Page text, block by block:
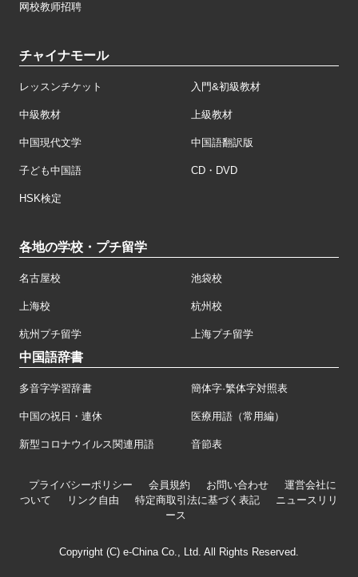
网校教师招聘
チャイナモール
レッスンチケット 入門&初級教材
中級教材 上級教材
中国現代文学 中国語翻訳版
子ども中国語 CD・DVD
HSK検定
各地の学校・プチ留学
名古屋校 池袋校
上海校 杭州校
杭州プチ留学 上海プチ留学
中国語辞書
多音字学習辞書 簡体字·繁体字対照表
中国の祝日・連休 医療用語（常用編）
新型コロナウイルス関連用語 音節表
プライバシーポリシー 会員規約 お問い合わせ
運営会社に
ついて
リンク自由 特定商取引法に基づく表記
ニュースリリ
ース
Copyright (C) e-China Co., Ltd. All Rights Reserved.